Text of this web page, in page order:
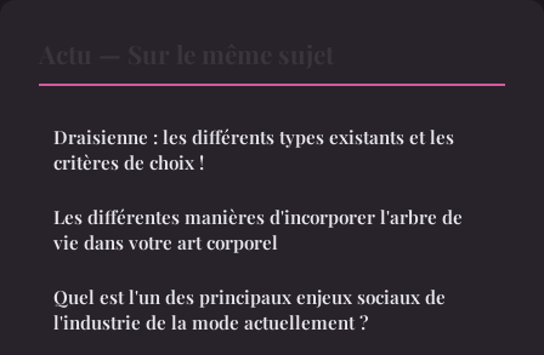
Draisienne : les différents types existants et les
critères de choix !
Les différentes manières d'incorporer l'arbre de
vie dans votre art corporel
Quel est l'un des principaux enjeux sociaux de
l'industrie de la mode actuellement ?